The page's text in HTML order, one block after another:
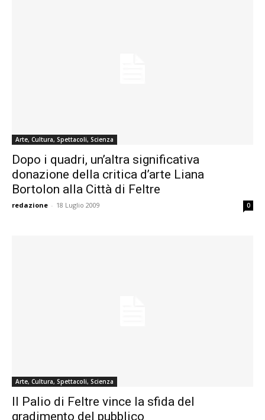
Arte, Cultura, Spettacoli, Scienza
Dopo i quadri, un’altra significativa
donazione della critica d’arte Liana
Bortolon alla Città di Feltre
redazione - 18 Luglio 2009 0
Arte, Cultura, Spettacoli, Scienza
Il Palio di Feltre vince la sfida del
gradimento del pubblico